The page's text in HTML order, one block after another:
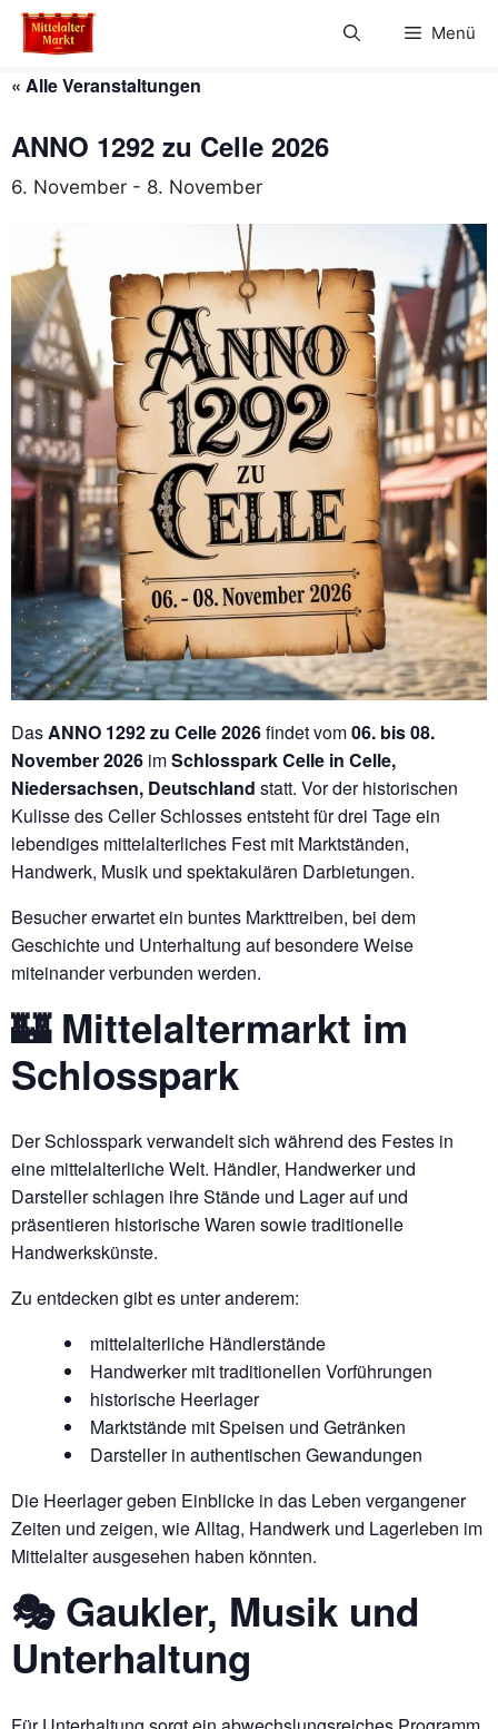
Zum
Inhalt
Menü
« Alle Veranstaltungen
ANNO 1292 zu Celle 2026
6. November - 8. November
DasANNO 1292 zu Celle 2026findet vom06. bis 08.
November 2026 imSchlosspark Celle in Celle,
Niedersachsen, Deutschland statt. Vor der historischen
Kulisse des Celler Schlosses entsteht für drei Tage ein
lebendiges mittelalterliches Fest mit Marktständen,
Handwerk, Musik und spektakulären Darbietungen.
Besucher erwartet ein buntes Markttreiben, bei dem
Geschichte und Unterhaltung auf besondere Weise
miteinander verbunden werden.
🏰 Mittelaltermarkt im
Schlosspark
Der Schlosspark verwandelt sich während des Festes in
eine mittelalterliche Welt. Händler, Handwerker und
Darsteller schlagen ihre Stände und Lager auf und
präsentieren historische Waren sowie traditionelle
Handwerkskünste.
Zu entdecken gibt es unter anderem:
mittelalterliche Händlerstände
Handwerker mit traditionellen Vorführungen
historische Heerlager
Marktstände mit Speisen und Getränken
Darsteller in authentischen Gewandungen
Die Heerlager geben Einblicke in das Leben vergangener
Zeiten und zeigen, wie Alltag, Handwerk und Lagerleben im
Mittelalter ausgesehen haben könnten.
🎭 Gaukler, Musik und
Unterhaltung